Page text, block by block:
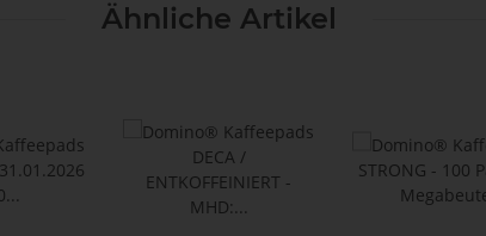
Ähnliche Artikel